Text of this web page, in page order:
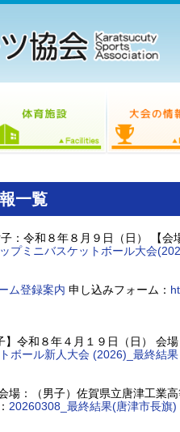
一覧
：令和８年８月９日（日） 【会
プミニバスケットボール大会
ム登録案内 申し込みフォーム：
令和８年４月１９日（日） 会
ボール新人大会 (2026)_最終結果
：（男子）佐賀県立唐津工業
20260308_最終結果(唐津市長旗)